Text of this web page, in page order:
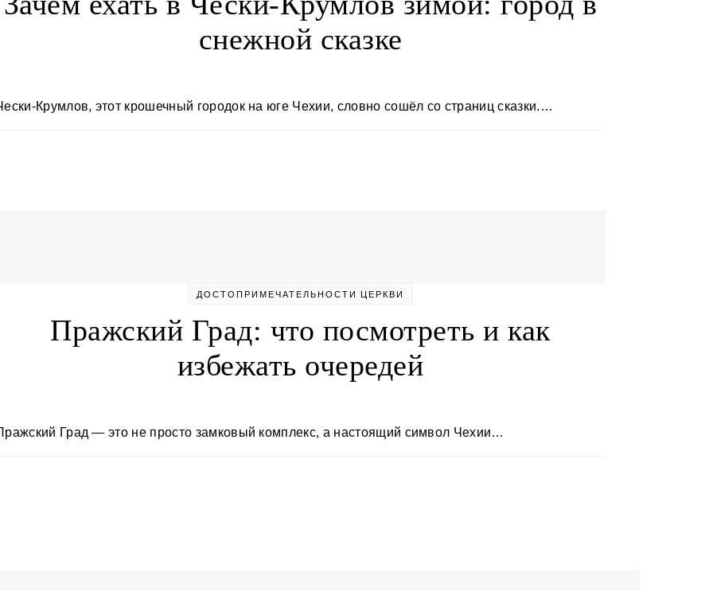
снежной сказке
Чески-Крумлов, этот крошечный городок на юге Чехии, словно сошёл со страниц сказки.…
ДОСТОПРИМЕЧАТЕЛЬНОСТИ ЦЕРКВИ
Пражский Град: что посмотреть и как
избежать очередей
Пражский Град — это не просто замковый комплекс, а настоящий символ Чехии…